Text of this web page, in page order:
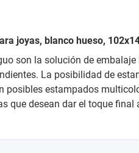
joyas, blanco hueso,
son la solución de
La posibilidad de
estampados
que desean dar el toque final